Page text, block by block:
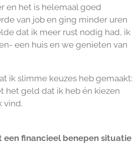
en het is helemaal goed
van job en ging minder uren
dat ik meer rust nodig had, ik
een huis en we genieten van
ik slimme keuzes heb gemaakt:
het geld dat ik heb én kiezen
vind.
een financieel benepen situatie